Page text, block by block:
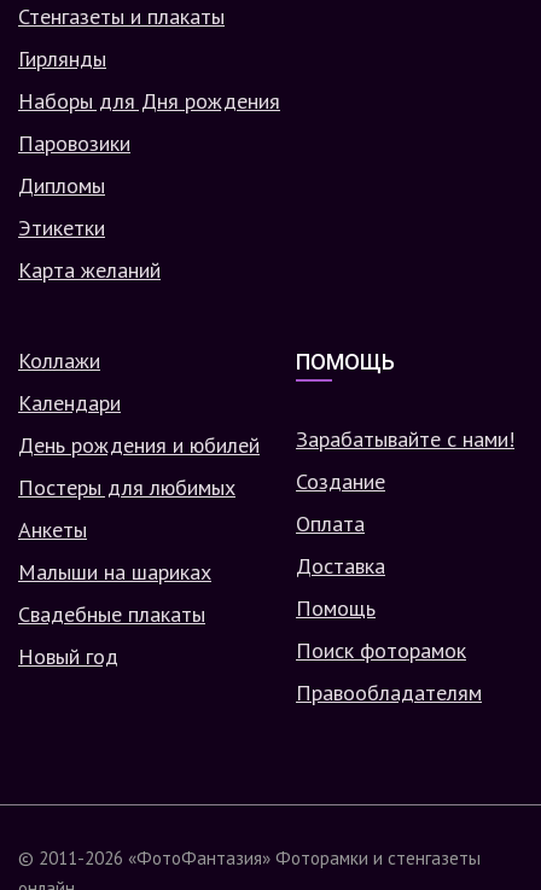
Стенгазеты и плакаты
Гирлянды
Наборы для Дня рождения
Паровозики
Дипломы
Этикетки
Карта желаний
Коллажи
Календари
День рождения и юбилей
Постеры для любимых
Анкеты
Малыши на шариках
Свадебные плакаты
Новый год
ПОМОЩЬ
Зарабатывайте с нами!
Создание
Оплата
Доставка
Помощь
Поиск фоторамок
Правообладателям
© 2011-2026 «ФотоФантазия» Фоторамки и стенгазеты